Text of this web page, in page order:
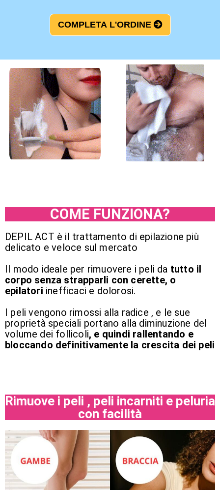
COMPLETA L'ORDINE
COME FUNZIONA?
DEPIL ACT è il trattamento di epilazione più
delicato e veloce sul mercato
Il modo ideale per rimuovere i peli da tutto il
corpo senza strapparli con cerette, o
epilatori inefficaci e dolorosi.
I peli vengono rimossi alla radice , e le sue
proprietà speciali portano alla diminuzione del
volume dei follicoli, e quindi rallentando e
bloccando definitivamente la crescita dei peli
Rimuove i peli , peli incarniti e peluria
con facilità